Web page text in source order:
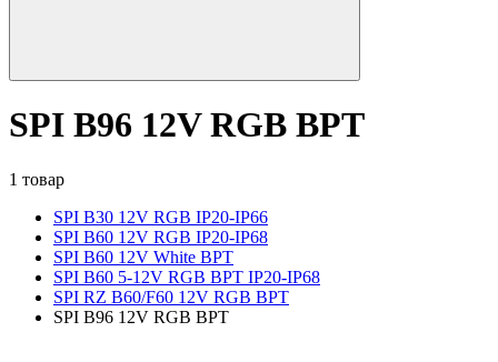
SPI B96 12V RGB BPT
1 товар
SPI B30 12V RGB IP20-IP66
SPI B60 12V RGB IP20-IP68
SPI B60 12V White BPT
SPI B60 5-12V RGB BPT IP20-IP68
SPI RZ B60/F60 12V RGB BPT
SPI B96 12V RGB BPT